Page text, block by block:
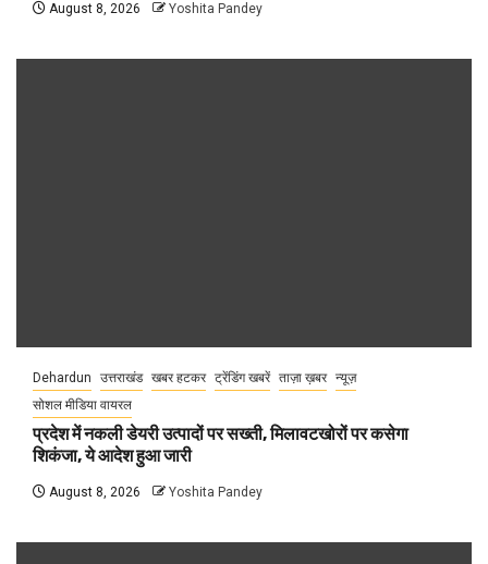
August 8, 2026 Yoshita Pandey
Dehardun उत्तराखंड खबर हटकर ट्रेंडिंग खबरें ताज़ा ख़बर न्यूज़
सोशल मीडिया वायरल
प्रदेश में नकली डेयरी उत्पादों पर सख्ती, मिलावटखोरों पर कसेगा
शिकंजा, ये आदेश हुआ जारी
August 8, 2026 Yoshita Pandey